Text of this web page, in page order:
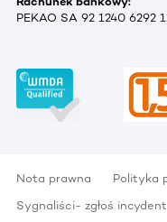
PEKAO SA 92 1240 6292
Nota prawna Polityka
Sygnaliści- zgłoś incydent